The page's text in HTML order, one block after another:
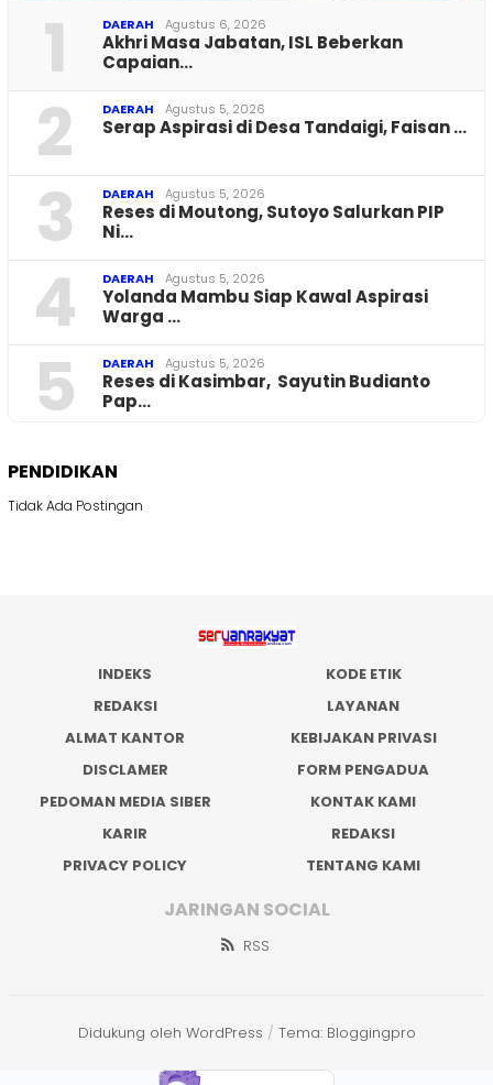
1 DAERAH Agustus 6, 2026
Akhri Masa Jabatan, ISL Beberkan
Capaian…
2 DAERAH Agustus 5, 2026
Serap Aspirasi di Desa Tandaigi, Faisan …
3 DAERAH Agustus 5, 2026
Reses di Moutong, Sutoyo Salurkan PIP
Ni…
4 DAERAH Agustus 5, 2026
Yolanda Mambu Siap Kawal Aspirasi
Warga …
5 DAERAH Agustus 5, 2026
Reses di Kasimbar, Sayutin Budianto
Pap…
PENDIDIKAN
Tidak Ada Postingan
INDEKS
KODE ETIK
REDAKSI
LAYANAN
ALMAT KANTOR
KEBIJAKAN PRIVASI
DISCLAMER
FORM PENGADUA
PEDOMAN MEDIA SIBER
KONTAK KAMI
KARIR
REDAKSI
PRIVACY POLICY
TENTANG KAMI
JARINGAN SOCIAL
RSS
Didukung oleh WordPress / Tema: Bloggingpro